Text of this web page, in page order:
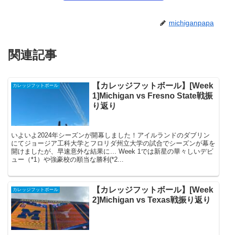
michiganpapa
関連記事
カレッジフットボール
【カレッジフットボール】[Week
1]Michigan vs Fresno State戦振
り返り
いよいよ2024年シーズンが開幕しました！アイルランドのダブリン
にてジョージア工科大学とフロリダ州立大学の試合でシーズンが幕を
開けましたが、早速意外な結果に… Week 1では新星の華々しいデビ
ュー（*1）や強豪校の順当な勝利(*2...
カレッジフットボール
【カレッジフットボール】[Week
2]Michigan vs Texas戦振り返り